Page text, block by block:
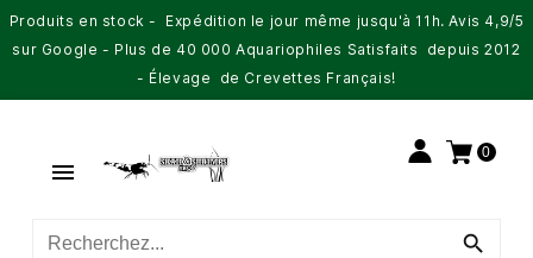
Produits en stock - Expédition le jour même jusqu'à 11h. Avis 4,9/5
sur Google - Plus de 40 000 Aquariophiles Satisfaits depuis 2012
- Élevage de Crevettes Français!

0
